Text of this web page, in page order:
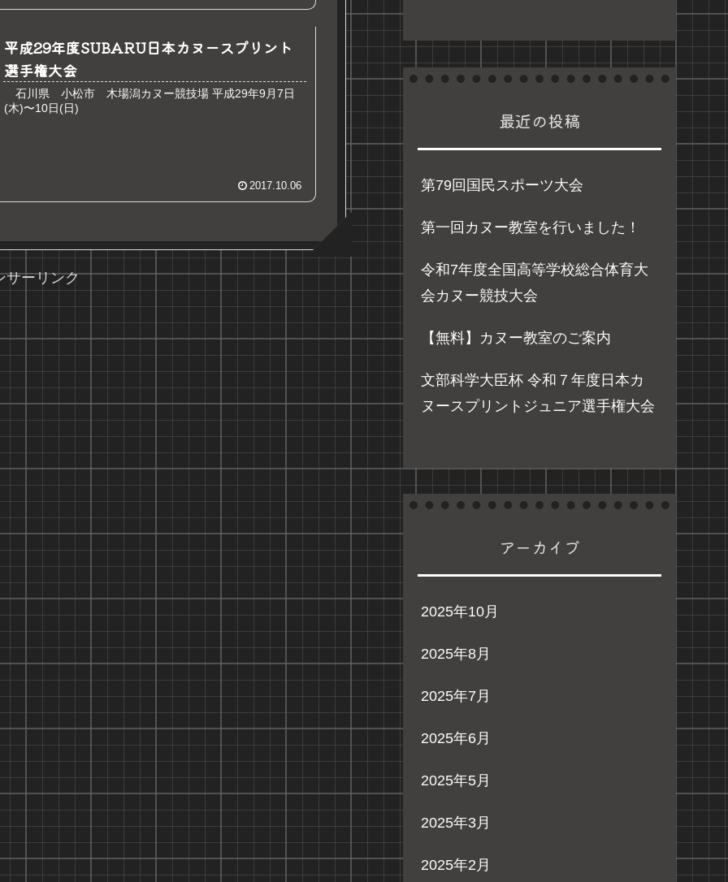
平成29年度SUBARU日本カヌースプリント
選手権大会
石川県 小松市 木場潟カヌー競技場 平成29年9月7日
(木)〜10日(日)
2017.10.06
サーリンク
最近の投稿
第79回国民スポーツ大会
第一回カヌー教室を行いました！
令和7年度全国高等学校総合体育大
会カヌー競技大会
【無料】カヌー教室のご案内
文部科学大臣杯 令和７年度日本カ
ヌースプリントジュニア選手権大会
アーカイブ
2025年10月
2025年8月
2025年7月
2025年6月
2025年5月
2025年3月
2025年2月